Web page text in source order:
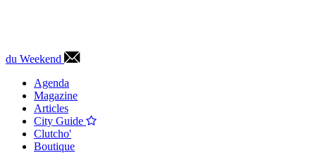
du Weekend
Agenda
Magazine
Articles
City Guide
Clutcho'
Boutique